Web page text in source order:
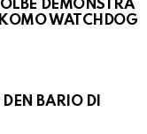
DEMONSTRÁ
WATCHDOG
BARIO DI